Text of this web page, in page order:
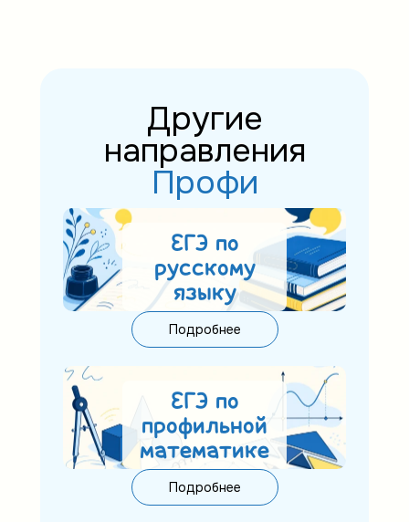
Другие
направления
Профи
ЕГЭ по
русскому
языку
Подробнее
ЕГЭ по
профильной
математике
Подробнее